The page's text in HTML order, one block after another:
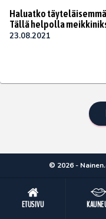
ETUSIVU
Haluatko
Tällä helpolla
23.08.2021
© 2026 -